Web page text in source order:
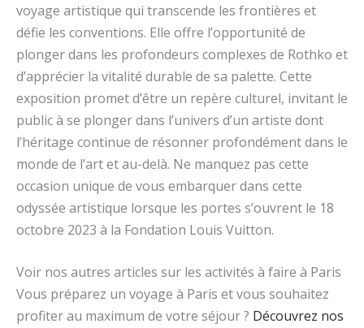
voyage artistique qui transcende les frontières et
défie les conventions. Elle offre l’opportunité de
plonger dans les profondeurs complexes de Rothko et
d’apprécier la vitalité durable de sa palette. Cette
exposition promet d’être un repère culturel, invitant le
public à se plonger dans l’univers d’un artiste dont
l’héritage continue de résonner profondément dans le
monde de l’art et au-delà. Ne manquez pas cette
occasion unique de vous embarquer dans cette
odyssée artistique lorsque les portes s’ouvrent le 18
octobre 2023 à la Fondation Louis Vuitton.
Voir nos autres articles sur les activités à faire à Paris
Vous préparez un voyage à Paris et vous souhaitez
profiter au maximum de votre séjour ? Découvrez nos